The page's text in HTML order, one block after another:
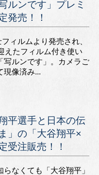
ルンです」プレミ
発売！！
ィルムより発売され、
えたフィルム付き使い
写ルンです」。カメラご
現像済み...
平選手と日本の伝
」の「大谷翔平×
受注販売！！
らなくても「大谷翔平」